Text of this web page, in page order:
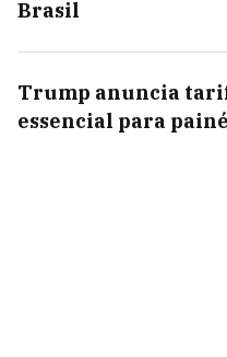
Brasil
Trump anuncia
essencial para